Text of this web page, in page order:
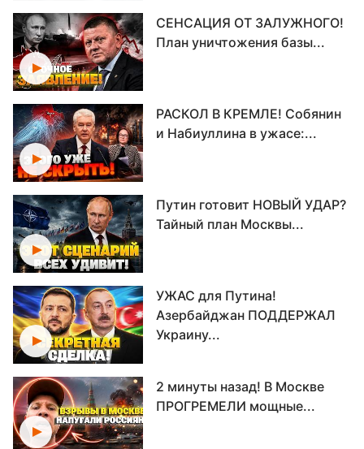
СЕНСАЦИЯ ОТ ЗАЛУЖНОГО!
План уничтожения базы...
РАСКОЛ В КРЕМЛЕ! Собянин
и Набиуллина в ужасе:...
Путин готовит НОВЫЙ УДАР?
Тайный план Москвы...
УЖАС для Путина!
Азербайджан ПОДДЕРЖАЛ
Украину...
2 минуты назад! В Москве
ПРОГРЕМЕЛИ мощные...